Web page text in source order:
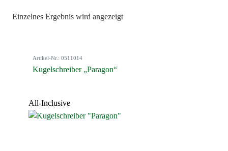
Farbe
Einzelnes Ergebnis wird angezeigt
Artikel-Nr.: 0511014
Kugelschreiber „Paragon“
All-Inclusive